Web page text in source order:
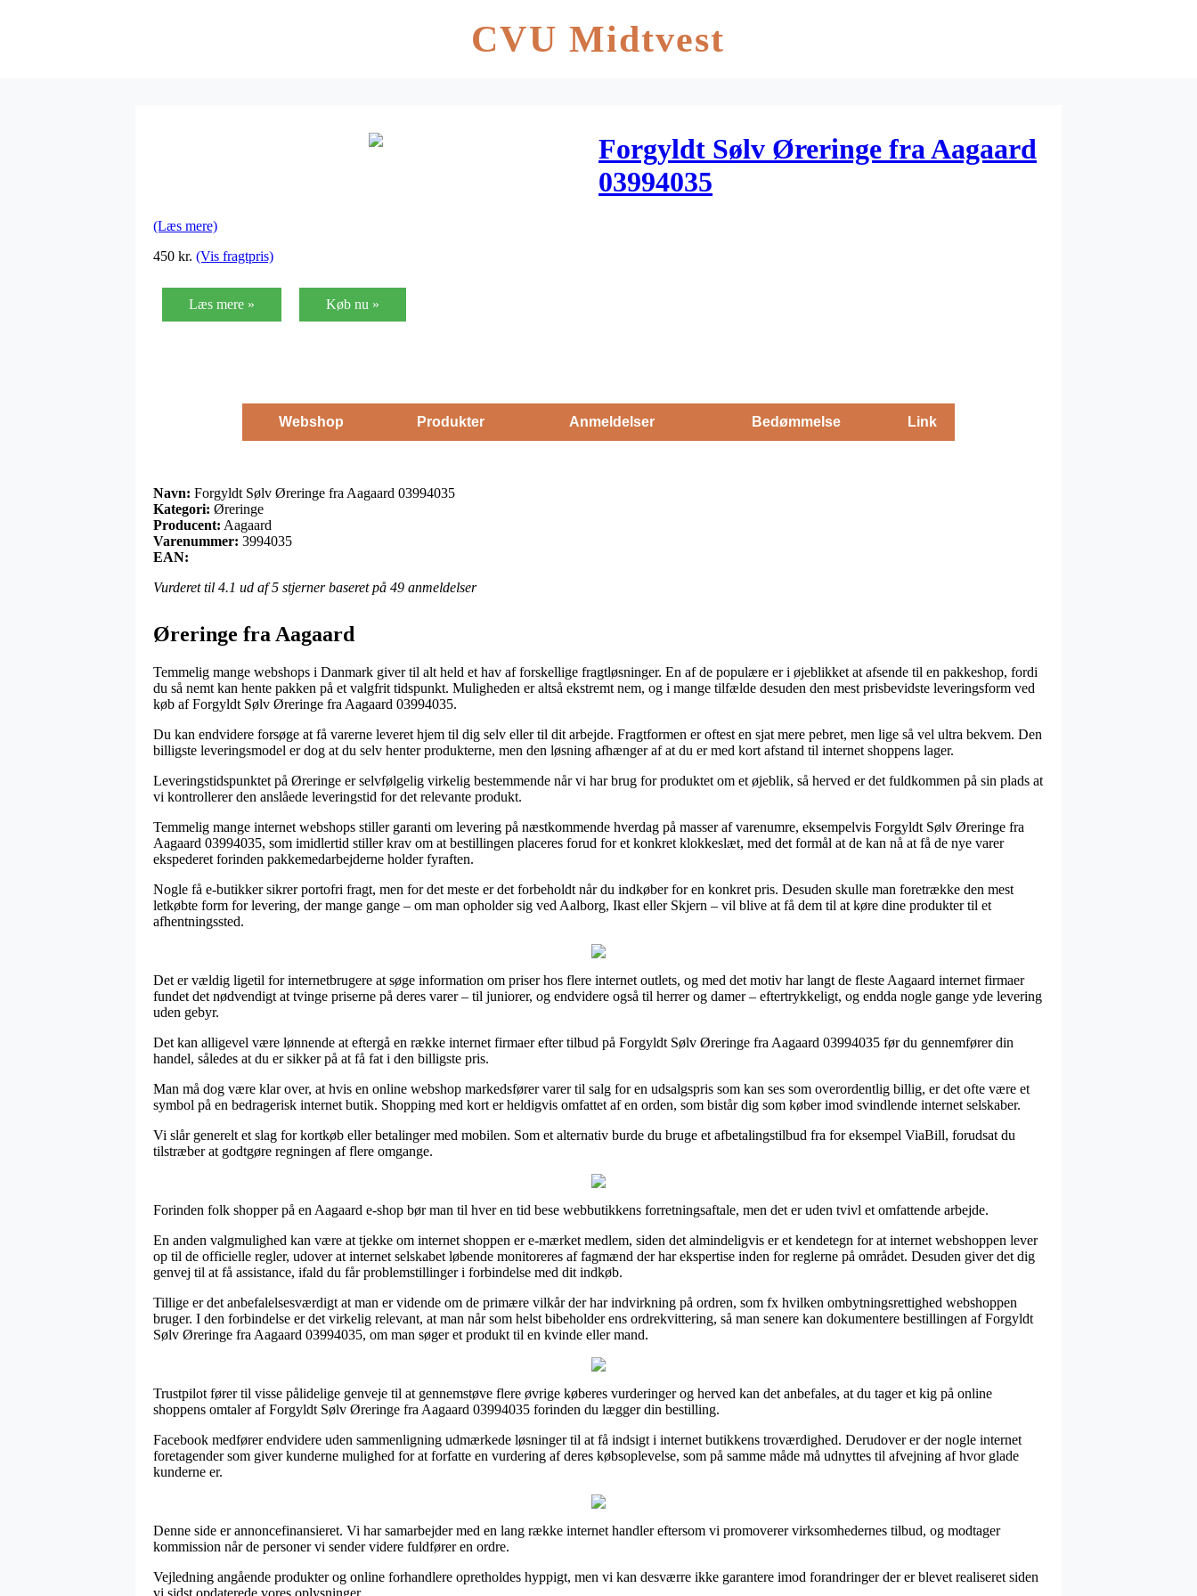
CVU Midtvest
Forgyldt Sølv Øreringe fra Aagaard
03994035
(Læs mere)
450 kr. (Vis fragtpris)
Læs mere » Køb nu »
Webshop Produkter Anmeldelser Bedømmelse Link
Navn: Forgyldt Sølv Øreringe fra Aagaard 03994035
Kategori: Øreringe
Producent: Aagaard
Varenummer: 3994035
EAN:
Vurderet til 4.1 ud af 5 stjerner baseret på 49 anmeldelser
Øreringe fra Aagaard
Temmelig mange webshops i Danmark giver til alt held et hav af forskellige fragtløsninger. En af de populære er i øjeblikket at afsende til en pakkeshop, fordi
du så nemt kan hente pakken på et valgfrit tidspunkt. Muligheden er altså ekstremt nem, og i mange tilfælde desuden den mest prisbevidste leveringsform ved
køb af Forgyldt Sølv Øreringe fra Aagaard 03994035.
Du kan endvidere forsøge at få varerne leveret hjem til dig selv eller til dit arbejde. Fragtformen er oftest en sjat mere pebret, men lige så vel ultra bekvem. Den
billigste leveringsmodel er dog at du selv henter produkterne, men den løsning afhænger af at du er med kort afstand til internet shoppens lager.
Leveringstidspunktet på Øreringe er selvfølgelig virkelig bestemmende når vi har brug for produktet om et øjeblik, så herved er det fuldkommen på sin plads at
vi kontrollerer den anslåede leveringstid for det relevante produkt.
Temmelig mange internet webshops stiller garanti om levering på næstkommende hverdag på masser af varenumre, eksempelvis Forgyldt Sølv Øreringe fra
Aagaard 03994035, som imidlertid stiller krav om at bestillingen placeres forud for et konkret klokkeslæt, med det formål at de kan nå at få de nye varer
ekspederet forinden pakkemedarbejderne holder fyraften.
Nogle få e-butikker sikrer portofri fragt, men for det meste er det forbeholdt når du indkøber for en konkret pris. Desuden skulle man foretrække den mest
letkøbte form for levering, der mange gange – om man opholder sig ved Aalborg, Ikast eller Skjern – vil blive at få dem til at køre dine produkter til et
afhentningssted.
Det er vældig ligetil for internetbrugere at søge information om priser hos flere internet outlets, og med det motiv har langt de fleste Aagaard internet firmaer
fundet det nødvendigt at tvinge priserne på deres varer – til juniorer, og endvidere også til herrer og damer – eftertrykkeligt, og endda nogle gange yde levering
uden gebyr.
Det kan alligevel være lønnende at eftergå en række internet firmaer efter tilbud på Forgyldt Sølv Øreringe fra Aagaard 03994035 før du gennemfører din
handel, således at du er sikker på at få fat i den billigste pris.
Man må dog være klar over, at hvis en online webshop markedsfører varer til salg for en udsalgspris som kan ses som overordentlig billig, er det ofte være et
symbol på en bedragerisk internet butik. Shopping med kort er heldigvis omfattet af en orden, som bistår dig som køber imod svindlende internet selskaber.
Vi slår generelt et slag for kortkøb eller betalinger med mobilen. Som et alternativ burde du bruge et afbetalingstilbud fra for eksempel ViaBill, forudsat du
tilstræber at godtgøre regningen af flere omgange.
Forinden folk shopper på en Aagaard e-shop bør man til hver en tid bese webbutikkens forretningsaftale, men det er uden tvivl et omfattende arbejde.
En anden valgmulighed kan være at tjekke om internet shoppen er e-mærket medlem, siden det almindeligvis er et kendetegn for at internet webshoppen lever
op til de officielle regler, udover at internet selskabet løbende monitoreres af fagmænd der har ekspertise inden for reglerne på området. Desuden giver det dig
genvej til at få assistance, ifald du får problemstillinger i forbindelse med dit indkøb.
Tillige er det anbefalelsesværdigt at man er vidende om de primære vilkår der har indvirkning på ordren, som fx hvilken ombytningsrettighed webshoppen
bruger. I den forbindelse er det virkelig relevant, at man når som helst bibeholder ens ordrekvittering, så man senere kan dokumentere bestillingen af Forgyldt
Sølv Øreringe fra Aagaard 03994035, om man søger et produkt til en kvinde eller mand.
Trustpilot fører til visse pålidelige genveje til at gennemstøve flere øvrige køberes vurderinger og herved kan det anbefales, at du tager et kig på online
shoppens omtaler af Forgyldt Sølv Øreringe fra Aagaard 03994035 forinden du lægger din bestilling.
Facebook medfører endvidere uden sammenligning udmærkede løsninger til at få indsigt i internet butikkens troværdighed. Derudover er der nogle internet
foretagender som giver kunderne mulighed for at forfatte en vurdering af deres købsoplevelse, som på samme måde må udnyttes til afvejning af hvor glade
kunderne er.
Denne side er annoncefinansieret. Vi har samarbejder med en lang række internet handler eftersom vi promoverer virksomhedernes tilbud, og modtager
kommission når de personer vi sender videre fuldfører en ordre.
Vejledning angående produkter og online forhandlere opretholdes hyppigt, men vi kan desværre ikke garantere imod forandringer der er blevet realiseret siden
vi sidst opdaterede vores oplysninger.